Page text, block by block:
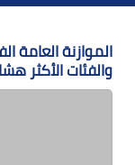
الموازنة العامة
والفئات الأكثر